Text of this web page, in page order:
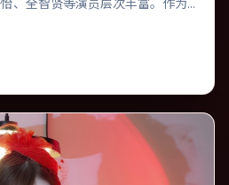
、全智贤等演员层次丰富。作为
裂缝切入，逐步推向不可逆转的
落点克制有力。